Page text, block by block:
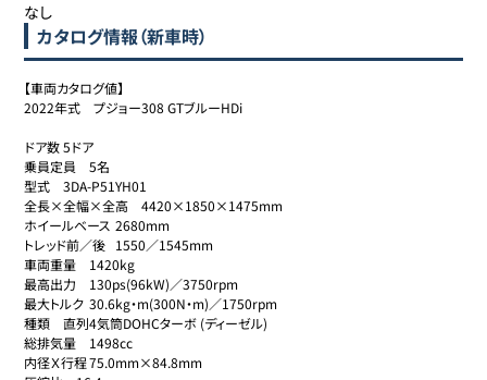
なし
カタログ情報（新車時）
【車両カタログ値】
2022年式　プジョー308 GTブルーHDi
ドア数	5ドア
乗員定員	5名
型式	3DA-P51YH01
全長×全幅×全高	4420×1850×1475mm
ホイールベース	2680mm
トレッド前／後	1550／1545mm
車両重量	1420kg
最高出力	130ps(96kW)／3750rpm
最大トルク	30.6kg・m(300N・m)／1750rpm
種類	直列4気筒DOHCターボ (ディーゼル)
総排気量	1498cc
内径Ｘ行程	75.0mm×84.8mm